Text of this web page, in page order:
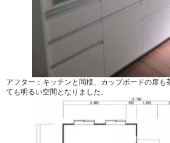
アフター：キッチンと同様、カップボードの扉も
ても明るい空間となりました。